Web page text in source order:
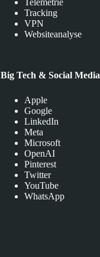
Telemetrie
Tracking
VPN
Websiteanalyse
Big Tech & Social Media
Apple
Google
LinkedIn
Meta
Microsoft
OpenAI
Pinterest
Twitter
YouTube
WhatsApp